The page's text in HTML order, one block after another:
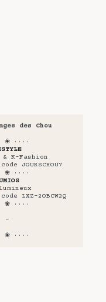
des Chou
❀ ····
& K-Fashion
JOURSCHOU7
❀ ····
LXZ-2OBCW2Q
❀ ····
-
❀ ····